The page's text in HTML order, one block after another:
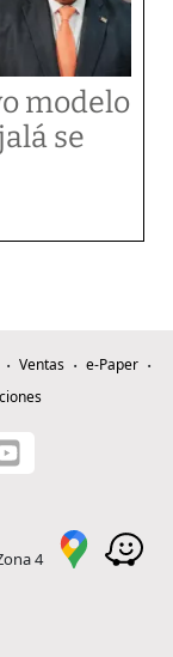
modelo
se
Ventas
e-Paper
4